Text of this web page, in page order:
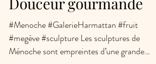
Douceur gourmande
#Menoche #GalerieHarmattan #fruit